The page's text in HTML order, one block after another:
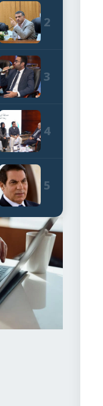
2
3
4
5